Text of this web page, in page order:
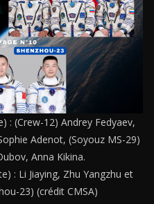
: (Crew-12) Andrey Fedyaev,
Adenot, (Soyouz MS-29)
Anna Kikina.
: Li Jiaying, Zhu Yangzhu et
23) (crédit CMSA)